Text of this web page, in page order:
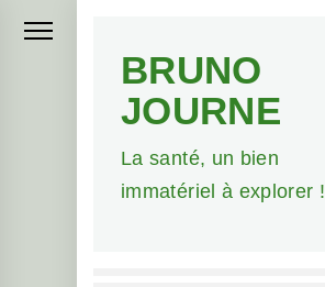
BRUNO
JOURNE
La santé, un bien
immatériel à explorer !